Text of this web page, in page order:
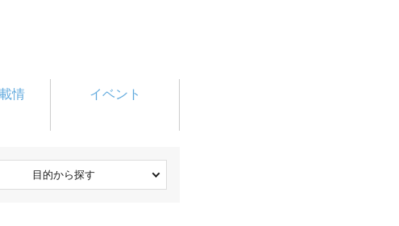
情
イベント
目的から探す